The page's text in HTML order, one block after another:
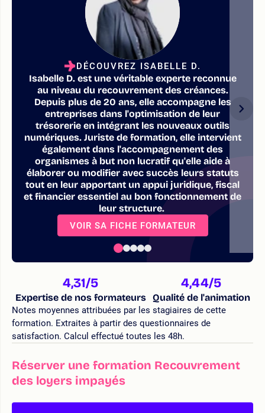
DÉCOUVREZ ISABELLE D.
Isabelle D. est une véritable experte reconnue
au niveau du recouvrement des créances.
Depuis plus de 20 ans, elle accompagne les
entreprises dans l'optimisation de leur
trésorerie en intégrant les nouveaux outils
numériques. Juriste de formation, elle intervient
également dans l'accompagnement des
organismes à but non lucratif qu'elle aide à
élaborer ou modifier avec succès leurs statuts
tout en leur apportant un appui juridique, fiscal
et financier essentiel au bon fonctionnement de
leur structure.
VOIR SA FICHE FORMATEUR
4,31/5
Expertise de nos formateurs
4,44/5
Qualité de l'animation
Notes moyennes attribuées par les stagiaires de cette
formation. Extraites à partir des questionnaires de
satisfaction. Calcul effectué toutes les 48h.
Réserver une formation Recouvrement
des loyers impayés